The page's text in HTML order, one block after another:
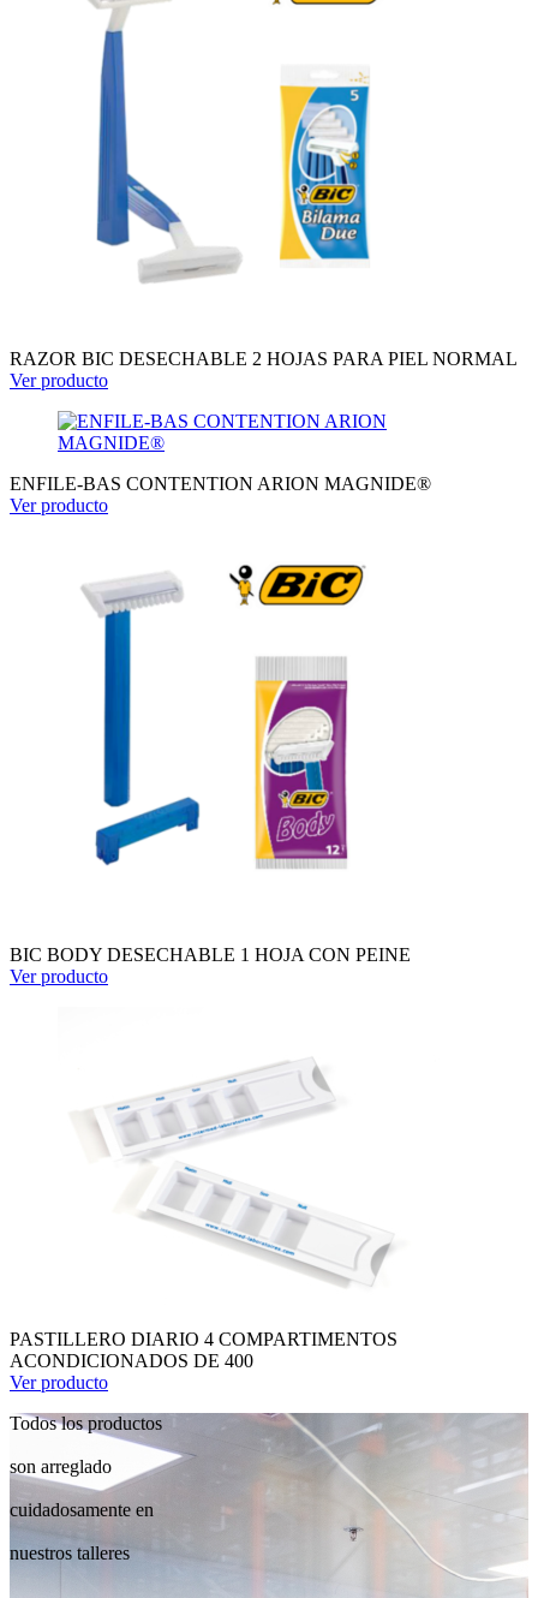
RAZOR BIC DESECHABLE 2 HOJAS PARA PIEL NORMAL
Ver producto
ENFILE-BAS CONTENTION ARION MAGNIDE®
Ver producto
BIC BODY DESECHABLE 1 HOJA CON PEINE
Ver producto
PASTILLERO DIARIO 4 COMPARTIMENTOS
ACONDICIONADOS DE 400
Ver producto
Todos los productos
son arreglado
cuidadosamente en
nuestros talleres